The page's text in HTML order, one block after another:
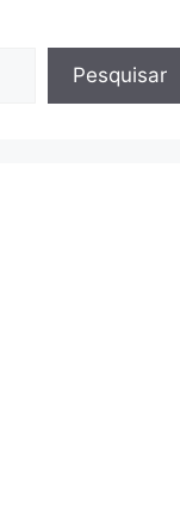
Pesquisar